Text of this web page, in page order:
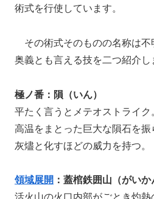
術式を行使しています。
その術式そのものの名称は
奥義とも言える技を二つ紹介し
極ノ番：隕（いん）
平たく言うとメテオストライク。
高温をまとった巨大な隕石を
灰燼と化すほどの威力を持つ。
領域展開 ：蓋棺鉄囲山（がいか